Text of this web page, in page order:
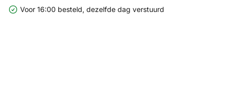
Voor 16:00 besteld, dezelfde dag verstuurd